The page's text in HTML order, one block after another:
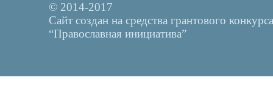
© 2014-2017
Сайт создан на средства грантового конкурса
“Православная инициатива”